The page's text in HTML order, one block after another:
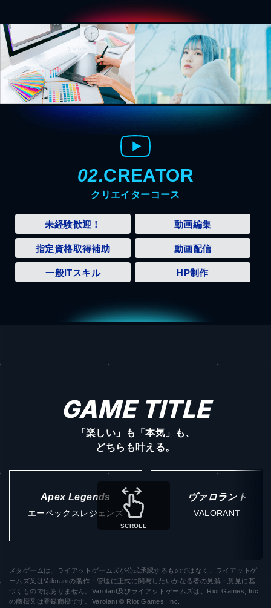
02.CREATOR
クリエイターコース
未経験歓迎！ 動画編集
指定資格取得補助 動画配信
一般ITスキル HP制作
GAME TITLE
「楽しい」も「本気」も、
どちらも叶える。
Apex Legends
エーペックスレジェンズ
ヴァロラント
VALORANT
SCROLL
メタゲームは、ライアットゲームズが公式承認するものではなく、ライアットゲ
ームズ又はValorantの製作・管理に正式に関与したいかなる者の見解・意見に基
づくものではありません。Varolant及びライアットゲームズは、Riot Games, Inc.
の商標又は登録商標です。Varolant © Riot Games, Inc.